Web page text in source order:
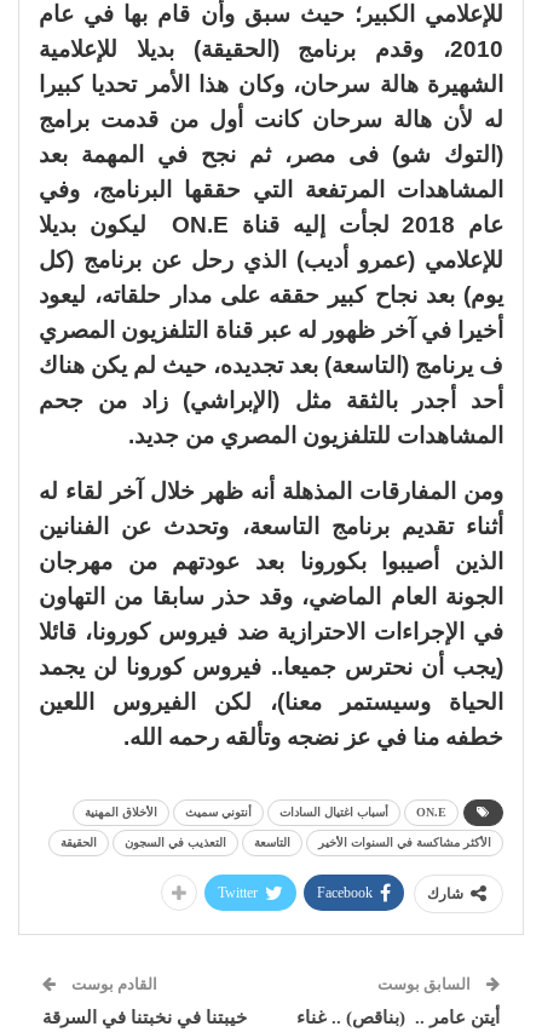
للإعلامي الكبير؛ حيث سبق وأن قام بها في عام
2010، وقدم برنامج (الحقيقة) بديلا للإعلامية
الشهيرة هالة سرحان، وكان هذا الأمر تحديا كبيرا
له لأن هالة سرحان كانت أول من قدمت برامج
(التوك شو) فى مصر، ثم نجح في المهمة بعد
المشاهدات المرتفعة التي حققها البرنامج، وفي
عام 2018 لجأت إليه قناة ON.E ليكون بديلا
للإعلامي (عمرو أديب) الذي رحل عن برنامج (كل
يوم) بعد نجاح كبير حققه على مدار حلقاته، ليعود
أخيرا في آخر ظهور له عبر قناة التلفزيون المصري
ف يرنامج (التاسعة) بعد تجديده، حيث لم يكن هناك
أحد أجدر بالثقة مثل (الإبراشي) زاد من جحم
المشاهدات للتلفزيون المصري من جديد.
ومن المفارقات المذهلة أنه ظهر خلال آخر لقاء له
أثناء تقديم برنامج التاسعة، وتحدث عن الفنانين
الذين أصيبوا بكورونا بعد عودتهم من مهرجان
الجونة العام الماضي، وقد حذر سابقا من التهاون
في الإجراءات الاحترازية ضد فيروس كورونا، قائلا
(يجب أن نحترس جميعا.. فيروس كورونا لن يجمد
الحياة وسيستمر معنا)، لكن الفيروس اللعين
خطفه منا في عز نضجه وتألقه رحمه الله.
ON.E أسباب اغتيال السادات أنتوني سميث الأخلاق المهنية
الأكثر مشاكسة في السنوات الأخير التاسعة التعذيب في السجون الحقيقة
شارك Facebook
Twitter
السابق بوست
أيتن عامر .. (بناقص) .. غناء
القادم بوست
خيبتنا في نخبتنا في السرقة